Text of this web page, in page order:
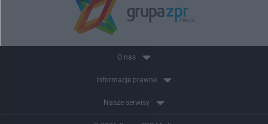
O nas
Informacje prawne
Nasze serwisy